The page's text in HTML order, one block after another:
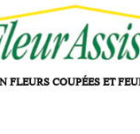
FLEURS COUPÉES ET